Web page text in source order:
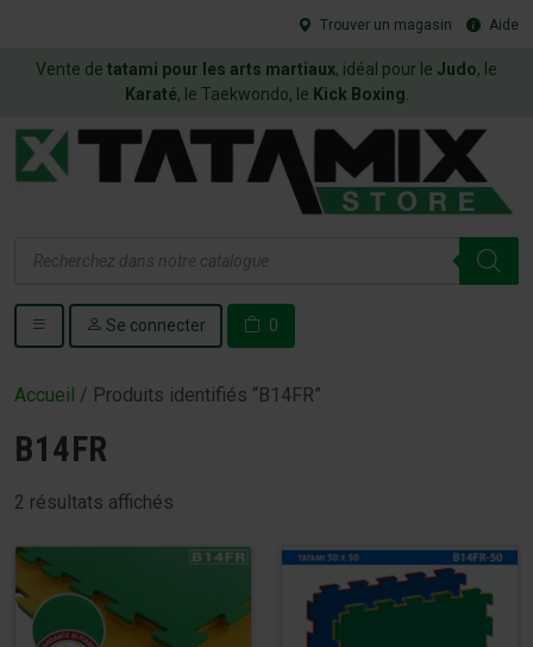
Trouver un magasin Aide
Vente de tatami pour les arts martiaux, idéal pour le Judo, le
Karaté, le Taekwondo, le Kick Boxing
de
Se connecter 0
Accueil / Produits identifiés “B14FR”
B14FR
2 résultats affichés